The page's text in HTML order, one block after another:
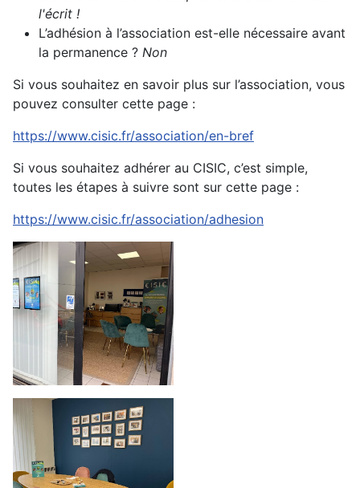
l'écrit !
L’adhésion à l’association est-elle nécessaire avant
la permanence ? Non
Si vous souhaitez en savoir plus sur l’association, vous
pouvez consulter cette page :
https://www.cisic.fr/association/en-bref
Si vous souhaitez adhérer au CISIC, c’est simple,
toutes les étapes à suivre sont sur cette page :
https://www.cisic.fr/association/adhesion